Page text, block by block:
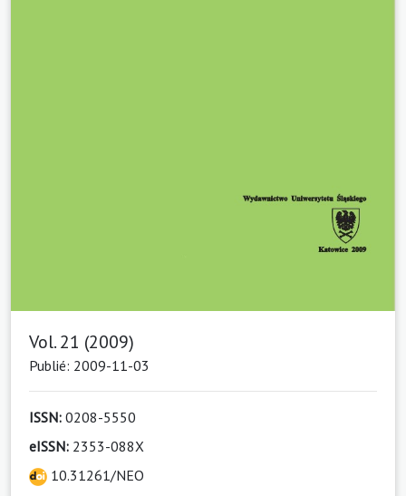
Vol. 21 (2009)
Publié: 2009-11-03
ISSN: 0208-5550
eISSN: 2353-088X
10.31261/NEO